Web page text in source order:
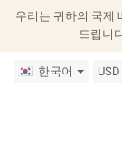
우리는 귀하의 국제
드립니
한국어 USD